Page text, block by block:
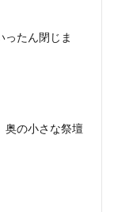
ったん閉じま
奥の小さな祭壇